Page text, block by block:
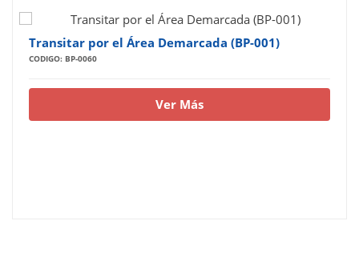
Transitar por el Área Demarcada (BP-001)
CODIGO: BP-0060
Ver Más